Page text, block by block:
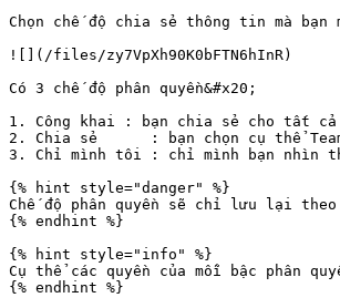
Chọn chế độ chia sẻ thông tin mà bạn
![](/files/zy7VpXh90K0bFTN6hInR)
Có 3 chế độ phân quyền&#x20;
1. Công khai : bạn chia sẻ cho tất cả
2. Chia sẻ      : bạn chọn cụ thể
3. Chỉ mình tôi : chỉ mình bạn nhìn
{% hint style="danger" %}
Chế độ phân quyền sẽ chỉ lưu lại
{% endhint %}
{% hint style="info" %}
Cụ thể các quyền của mỗi bậc phân